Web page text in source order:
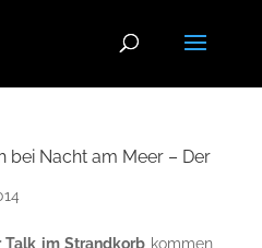
bei Nacht am Meer – Der
Talk im Strandkorbkommen